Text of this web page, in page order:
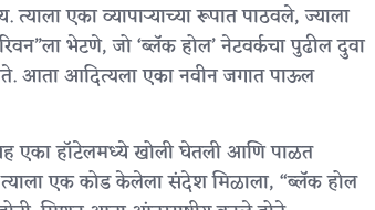
एका व्यापाऱ्याच्या रूपात पाठवले, ज्याला
भेटणे, जो ‘ब्लॅक होल’ नेटवर्कचा पुढील दुवा
आता आदित्यला एका नवीन जगात पाऊल
एका हॉटेलमध्ये खोली घेतली आणि पाळत
त्याला एक कोड केलेला संदेश मिळाला, “ब्लॅक होल